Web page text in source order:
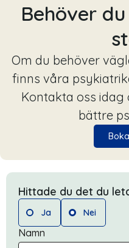
Behöver
Om du behöver
finns våra
Kontakta oss
bättre
Hittade du det du
Ja Nei
Namn